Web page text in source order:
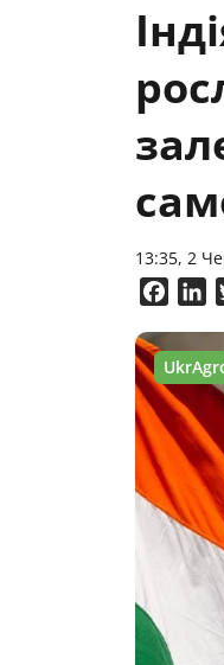
13:35, 2